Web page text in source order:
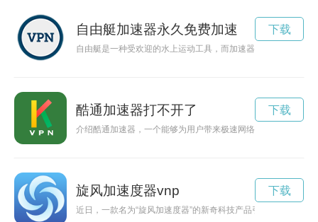
自由艇加速器永久免费加速
自由艇是一种受欢迎的水上运动工具，而加速器则是提升自由
下载
酷通加速器打不开了
介绍酷通加速器，一个能够为用户带来极速网络体验的工具，
下载
旋风加速度器vnp
近日，一款名为“旋风加速度器”的新奇科技产品引起了广泛关
下载